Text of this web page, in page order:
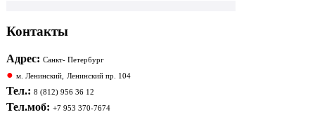
Контакты
Адрес: Санкт- Петербург
● м. Ленинский, Ленинский пр. 104
Тел.: 8 (812) 956 36 12
Тел.моб: +7 953 370-7674